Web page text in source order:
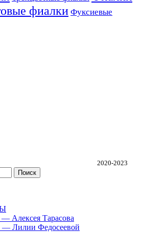
фиалки Фуксиевые
2020-2023
Поиск
Алексея Тарасова
Лилии Федосеевой